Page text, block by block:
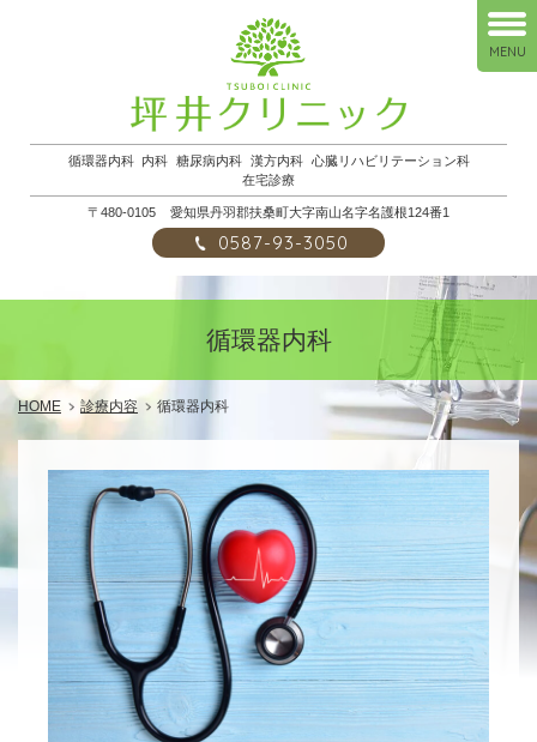
循環器内科 内科 糖尿病内科 漢方内科
心臓リハビリテーション科
在宅診療
〒480-0105 愛知県丹羽郡扶桑町大字南山名字名護根124番1
0587-93-3050
MENU
循環器内科
HOME 診療内容 循環器内科